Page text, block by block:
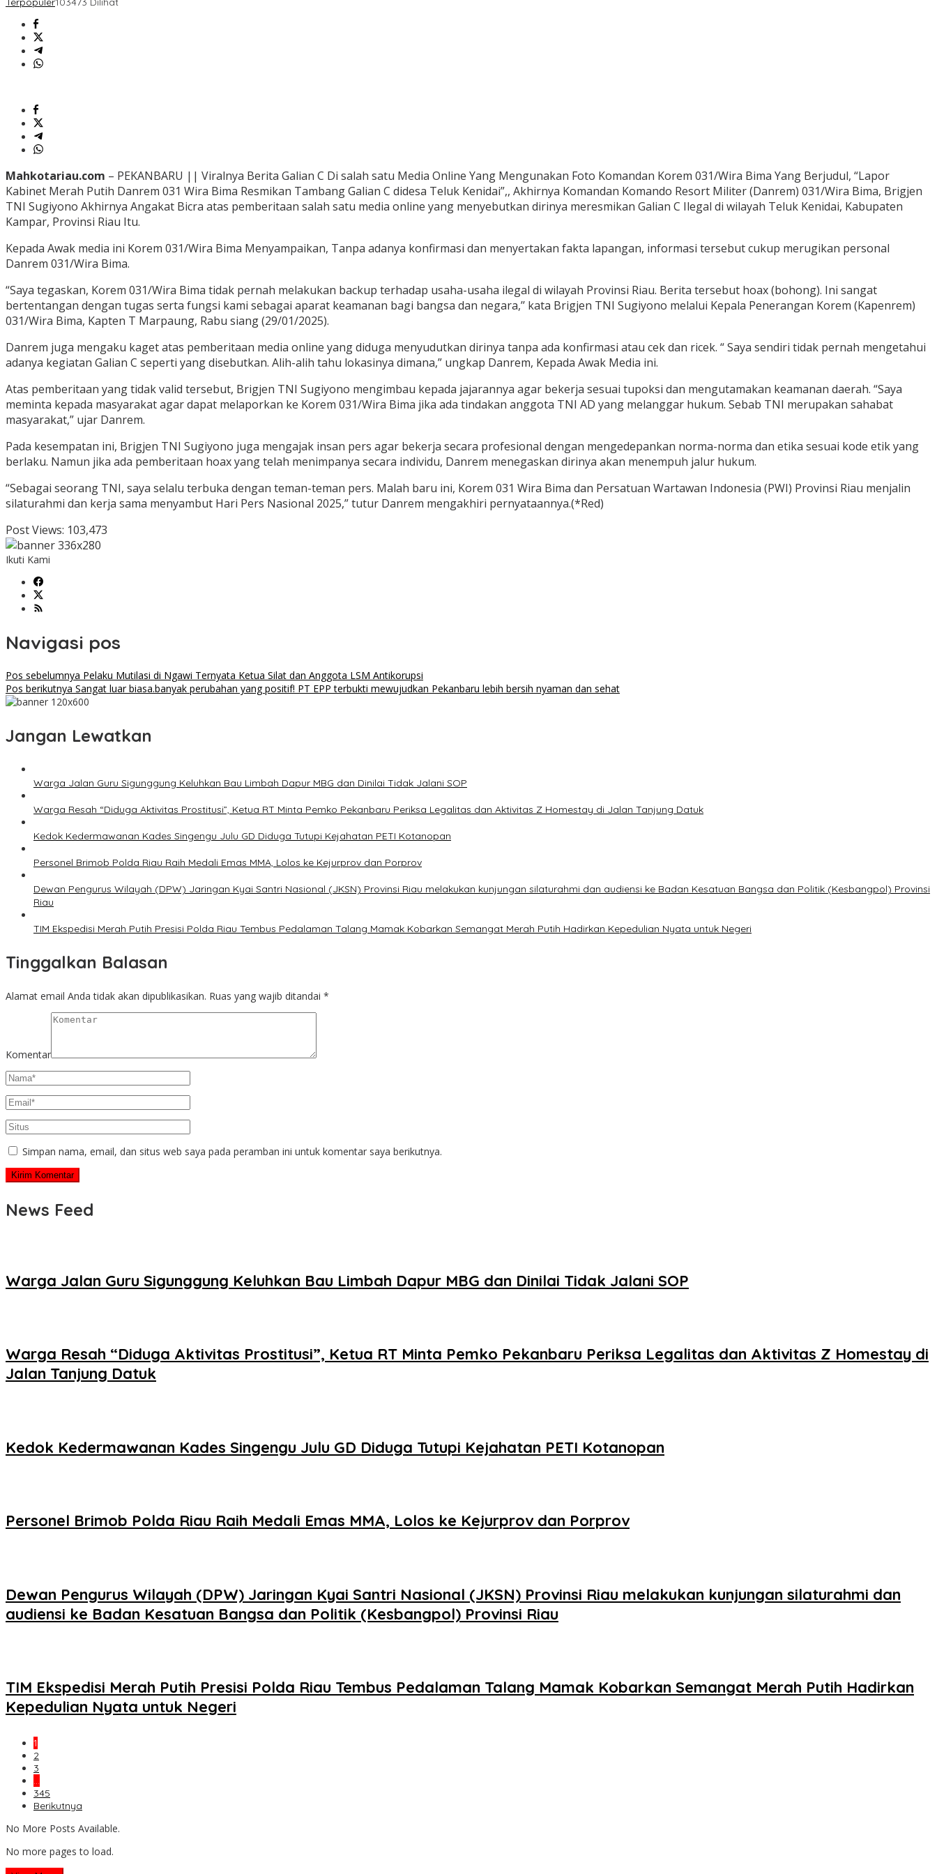
Mahkotariau.com – PEKANBARU || Viralnya Berita Galian C Di salah satu Media Online Yang Mengunakan Foto Komandan Korem 031/Wira Bima Yang Berjudul, “Lapor
Kabinet Merah Putih Danrem 031 Wira Bima Resmikan Tambang Galian C didesa Teluk Kenidai”,, Akhirnya Komandan Komando Resort Militer (Danrem) 031/Wira Bima, Brigjen
TNI Sugiyono Akhirnya Angakat Bicra atas pemberitaan salah satu media online yang menyebutkan dirinya meresmikan Galian C Ilegal di wilayah Teluk Kenidai, Kabupaten
Kampar, Provinsi Riau Itu.
Kepada Awak media ini Korem 031/Wira Bima Menyampaikan, Tanpa adanya konfirmasi dan menyertakan fakta lapangan, informasi tersebut cukup merugikan personal
Danrem 031/Wira Bima.
“Saya tegaskan, Korem 031/Wira Bima tidak pernah melakukan backup terhadap usaha-usaha ilegal di wilayah Provinsi Riau. Berita tersebut hoax (bohong). Ini sangat
bertentangan dengan tugas serta fungsi kami sebagai aparat keamanan bagi bangsa dan negara,’’ kata Brigjen TNI Sugiyono melalui Kepala Penerangan Korem (Kapenrem)
031/Wira Bima, Kapten T Marpaung, Rabu siang (29/01/2025).
Danrem juga mengaku kaget atas pemberitaan media online yang diduga menyudutkan dirinya tanpa ada konfirmasi atau cek dan ricek. “ Saya sendiri tidak pernah mengetahui
adanya kegiatan Galian C seperti yang disebutkan. Alih-alih tahu lokasinya dimana,” ungkap Danrem, Kepada Awak Media ini.
Atas pemberitaan yang tidak valid tersebut, Brigjen TNI Sugiyono mengimbau kepada jajarannya agar bekerja sesuai tupoksi dan mengutamakan keamanan daerah. “Saya
meminta kepada masyarakat agar dapat melaporkan ke Korem 031/Wira Bima jika ada tindakan anggota TNI AD yang melanggar hukum. Sebab TNI merupakan sahabat
masyarakat,” ujar Danrem.
Pada kesempatan ini, Brigjen TNI Sugiyono juga mengajak insan pers agar bekerja secara profesional dengan mengedepankan norma-norma dan etika sesuai kode etik yang
berlaku. Namun jika ada pemberitaan hoax yang telah menimpanya secara individu, Danrem menegaskan dirinya akan menempuh jalur hukum.
“Sebagai seorang TNI, saya selalu terbuka dengan teman-teman pers. Malah baru ini, Korem 031 Wira Bima dan Persatuan Wartawan Indonesia (PWI) Provinsi Riau menjalin
silaturahmi dan kerja sama menyambut Hari Pers Nasional 2025,” tutur Danrem mengakhiri pernyataannya.(*Red)
Post Views: 103,473
Ikuti Kami
Navigasi pos
Pos sebelumnya Pelaku Mutilasi di Ngawi Ternyata Ketua Silat dan Anggota LSM Antikorupsi
Pos berikutnya Sangat luar biasa.banyak perubahan yang positif! PT EPP terbukti mewujudkan Pekanbaru lebih bersih nyaman dan sehat
Jangan Lewatkan
Warga Jalan Guru Sigunggung Keluhkan Bau Limbah Dapur MBG dan Dinilai Tidak Jalani SOP
Warga Resah “Diduga Aktivitas Prostitusi”, Ketua RT Minta Pemko Pekanbaru Periksa Legalitas dan Aktivitas Z Homestay di Jalan Tanjung Datuk
Kedok Kedermawanan Kades Singengu Julu GD Diduga Tutupi Kejahatan PETI Kotanopan
Personel Brimob Polda Riau Raih Medali Emas MMA, Lolos ke Kejurprov dan Porprov
Dewan Pengurus Wilayah (DPW) Jaringan Kyai Santri Nasional (JKSN) Provinsi Riau melakukan kunjungan silaturahmi dan audiensi ke Badan Kesatuan Bangsa dan Politik (Kesbangpol) Provinsi
Riau
TIM Ekspedisi Merah Putih Presisi Polda Riau Tembus Pedalaman Talang Mamak Kobarkan Semangat Merah Putih Hadirkan Kepedulian Nyata untuk Negeri
Tinggalkan Balasan
Alamat email Anda tidak akan dipublikasikan. Ruas yang wajib ditandai *
Komentar
Simpan nama, email, dan situs web saya pada peramban ini untuk komentar saya berikutnya.
News Feed
Warga Jalan Guru Sigunggung Keluhkan Bau Limbah Dapur MBG dan Dinilai Tidak Jalani SOP
Warga Resah “Diduga Aktivitas Prostitusi”, Ketua RT Minta Pemko Pekanbaru Periksa Legalitas dan Aktivitas Z Homestay di
Jalan Tanjung Datuk
Kedok Kedermawanan Kades Singengu Julu GD Diduga Tutupi Kejahatan PETI Kotanopan
Personel Brimob Polda Riau Raih Medali Emas MMA, Lolos ke Kejurprov dan Porprov
Dewan Pengurus Wilayah (DPW) Jaringan Kyai Santri Nasional (JKSN) Provinsi Riau melakukan kunjungan silaturahmi dan
audiensi ke Badan Kesatuan Bangsa dan Politik (Kesbangpol) Provinsi Riau
TIM Ekspedisi Merah Putih Presisi Polda Riau Tembus Pedalaman Talang Mamak Kobarkan Semangat Merah Putih Hadirkan
Kepedulian Nyata untuk Negeri
1
2
3
…
345
Berikutnya
No More Posts Available.
No more pages to load.